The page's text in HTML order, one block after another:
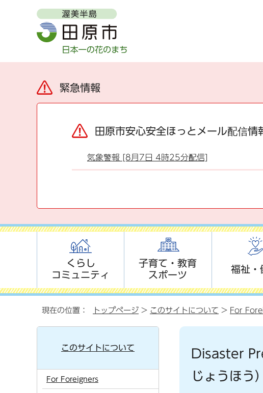
緊急情報
田原市安心安全ほっとメール配信情
気象警報 [8月7日 4時25分配信]
くらし
コミュニティ
子育て・教育
スポーツ
福祉・
現在の位置： トップページ > このサイトについて > For
Disaster
じょうほう）
このサイトについて
For Foreigners